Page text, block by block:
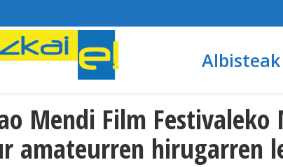
Albisteak
Mendi Film
amateurren hirugarren